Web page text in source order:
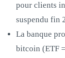
pour clients
suspendu fin
La banque
bitcoin (ETF